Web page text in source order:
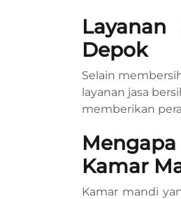
Depok
Selain
layanan jasa
memberikan
Kamar
Kamar mandi